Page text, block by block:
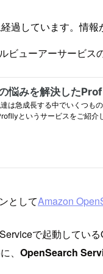
過しています。情
ビューアーサービス
としてAmazon
で起動してい
、 OpenSearch